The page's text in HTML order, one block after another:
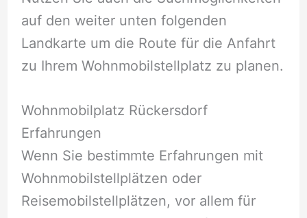
auf den weiter unten folgenden
Landkarte um die Route für die Anfahrt
zu Ihrem Wohnmobilstellplatz zu planen.
Wohnmobilplatz Rückersdorf
Erfahrungen
Wenn Sie bestimmte Erfahrungen mit
Wohnmobilstellplätzen oder
Reisemobilstellplätzen, vor allem für